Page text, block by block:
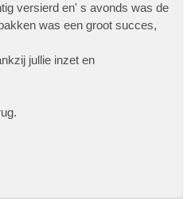
versierd en' s avonds was de
was een groot succes,
jullie inzet en